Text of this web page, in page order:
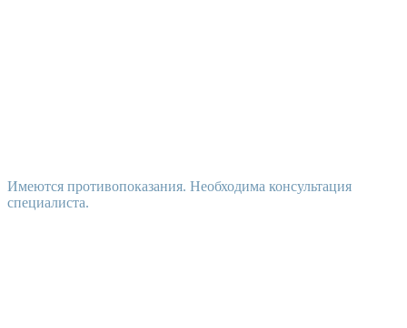
Имеются противопоказания. Необходима консультация
специалиста.